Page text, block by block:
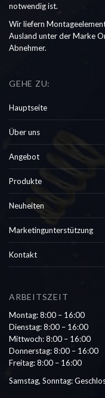
notwendig ist.
Wir liefern
Ausland unter der Marke
Abnehmer.
GEHE ZU:
Hauptseite
Über uns
Angebot
Produkte
Neuheiten
Marketingunterstützung
Kontakt
ARBEITSZEIT
Montag: 8:00 – 16:00
Dienstag: 8:00 – 16:00
Mittwoch: 8:00 – 16:00
Donnerstag: 8:00 – 16:00
Freitag: 8:00 – 16:00
Samstag, Sonntag: